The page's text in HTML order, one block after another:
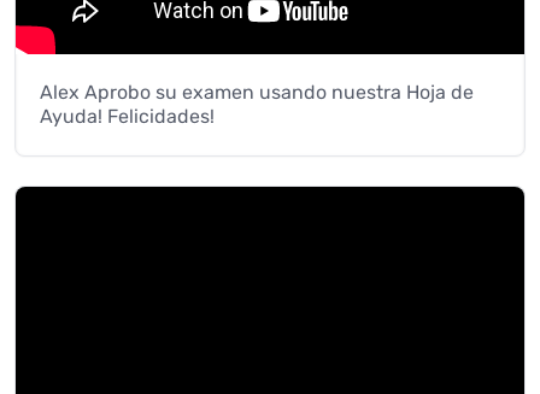
Alex Aprobo su examen usando nuestra Hoja de
Ayuda! Felicidades!